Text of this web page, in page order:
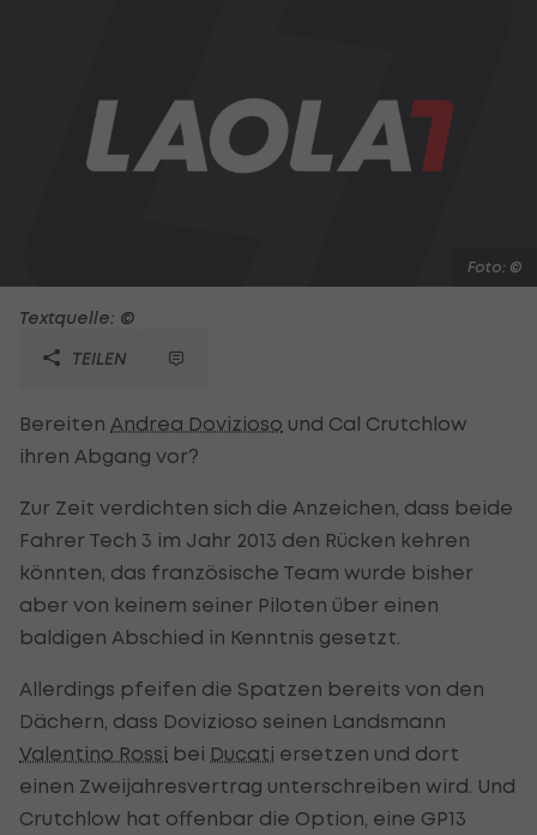
Foto: ©
Textquelle: ©
TEILEN
Bereiten Andrea Dovizioso und Cal Crutchlow
ihren Abgang vor?
Zur Zeit verdichten sich die Anzeichen, dass beide
Fahrer Tech 3 im Jahr 2013 den Rücken kehren
könnten, das französische Team wurde bisher
aber von keinem seiner Piloten über einen
baldigen Abschied in Kenntnis gesetzt.
Allerdings pfeifen die Spatzen bereits von den
Dächern, dass Dovizioso seinen Landsmann
Valentino Rossi bei Ducati ersetzen und dort
einen Zweijahresvertrag unterschreiben wird. Und
Crutchlow hat offenbar die Option, eine GP13